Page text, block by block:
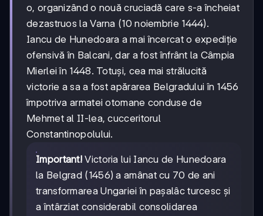
o, organizând o nouă cruciadă care s-a încheiat
dezastruos la Varna (10 noiembrie 1444).
Iancu de Hunedoara a mai încercat o expediție
ofensivă în Balcani, dar a fost înfrânt la Câmpia
Mierlei în 1448. Totuși, cea mai strălucită
victorie a sa a fost apărarea Belgradului în 1456
împotriva armatei otomane conduse de
Mehmet al II-lea, cucceritorul
Constantinopolului.
Important! Victoria lui Iancu de Hunedoara
la Belgrad (1456) a amânat cu 70 de ani
transformarea Ungariei în pașalâc turcesc și
a întârziat considerabil consolidarea